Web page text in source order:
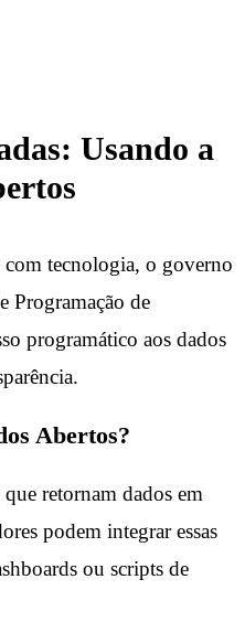
Usando a
tecnologia, o governo
Programação de
programático aos dados
Abertos?
retornam dados em
podem integrar essas
ou scripts de